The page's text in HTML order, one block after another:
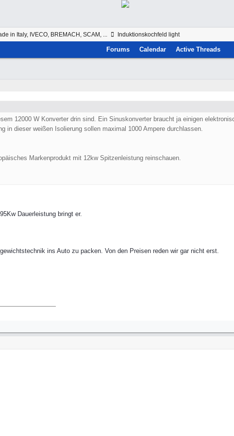
in Italy, IVECO, BREMACH, SCAM, ... Induktionskochfeld light
Forums Calendar Active Threads
12000 W Konverter drin sind. Ein Sinuskonverter braucht ja einigen
in dieser weißen Isolierung sollen maximal 1000 Ampere durchlassen.
Markenprodukt mit 12kw Spitzenleistung reinschauen.
Dauerleistung bringt er.
ins Auto zu packen. Von den Preisen reden wir gar nicht erst.